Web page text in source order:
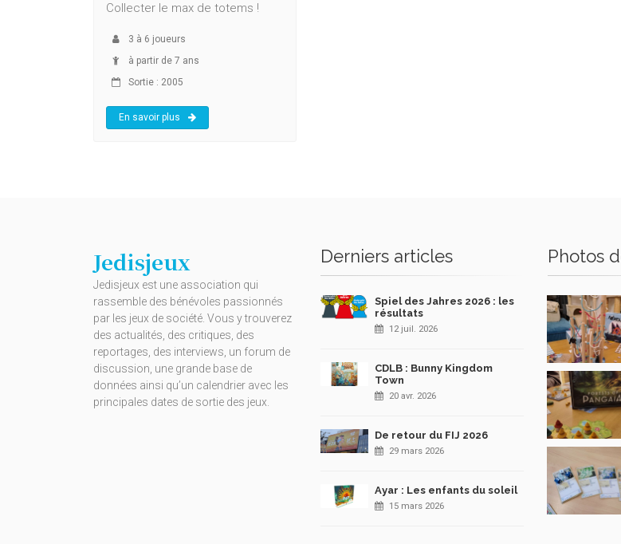
Collecter le max de totems !
3 à 6 joueurs
à partir de 7 ans
Sortie : 2005
En savoir plus
Jedisjeux
Jedisjeux est une association qui
rassemble des bénévoles passionnés
par les jeux de société. Vous y trouverez
des actualités, des critiques, des
reportages, des interviews, un forum de
discussion, une grande base de
données ainsi qu’un calendrier avec les
principales dates de sortie des jeux.
Derniers articles
Spiel des Jahres 2026 : les
résultats
12 juil. 2026
CDLB : Bunny Kingdom
Town
20 avr. 2026
De retour du FIJ 2026
29 mars 2026
Ayar : Les enfants du soleil
15 mars 2026
Photos